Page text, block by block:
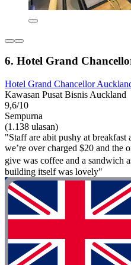
6. Hotel Grand
Hotel Grand Chancellor
Kawasan Pusat Bisnis Auckland
9,6/10
Sempurna
(1.138 ulasan)
"Staff are abit pushy at breakfast
we’re over charged $20 and the
give was coffee and a sandwich
building itself was lovely"